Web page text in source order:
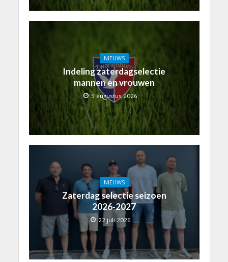
NIEUWS
Indeling zaterdagselectie
mannen en vrouwen
5 augustus 2026
NIEUWS
Zaterdag selectie seizoen
2026-2027
22 juli 2026